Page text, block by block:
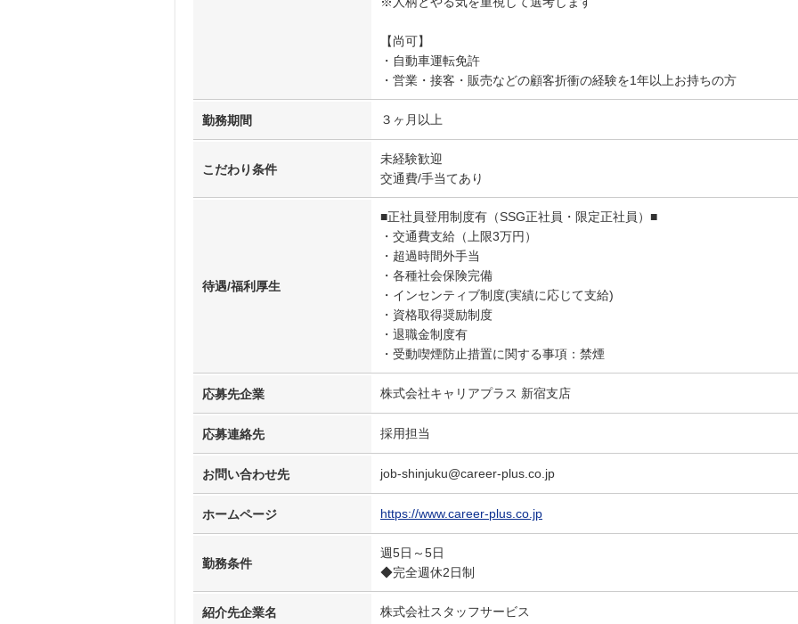
【尚可】
・自動車運転免許
・営業・接客・販売などの顧客折衝の経験を1年以上お持ちの方
勤務期間 ３ヶ月以上
こだわり条件
未経験歓迎
交通費/手当てあり
待遇/福利厚生
■正社員登用制度有（SSG正社員・限定正社員）■
・交通費支給（上限3万円）
・超過時間外手当
・各種社会保険完備
・インセンティブ制度(実績に応じて支給)
・資格取得奨励制度
・退職金制度有
・受動喫煙防止措置に関する事項：禁煙
応募先企業 株式会社キャリアプラス 新宿支店
応募連絡先 採用担当
お問い合わせ先 job-shinjuku@career-plus.co.jp
ホームページ https://www.career-plus.co.jp
勤務条件
週5日～5日
◆完全週休2日制
紹介先企業名 株式会社スタッフサービス